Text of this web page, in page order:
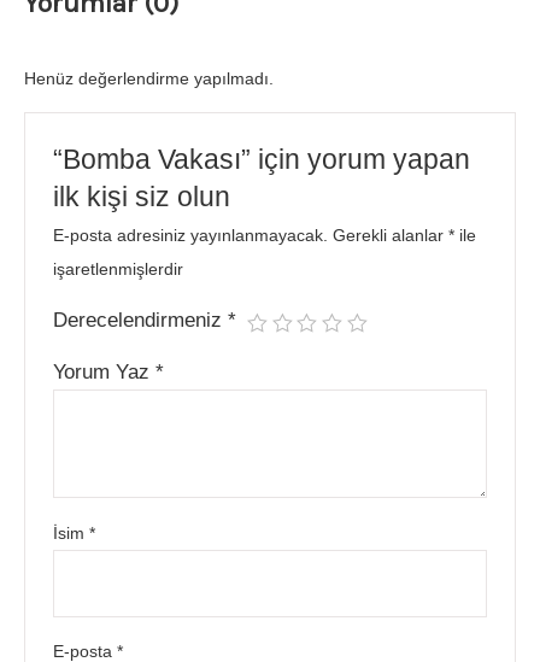
Henüz değerlendirme yapılmadı.
“Bomba Vakası” için yorum yapan
ilk kişi siz olun
E-posta adresiniz yayınlanmayacak. Gerekli alanlar* ile
işaretlenmişlerdir
Derecelendirmeniz*
Yorum Yaz*
İsim*
E-posta*